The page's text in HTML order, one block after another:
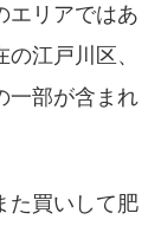
エリアではあ
江戸川区、
一部が含まれ
た買いして肥